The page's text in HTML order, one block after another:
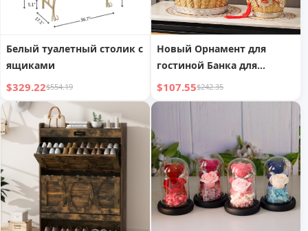
Белый туалетный столик с
ящиками
$329.22$554.19
Новый Орнамент для
гостиной Банка для
сбережения денег для
взрослых
$107.55$242.35